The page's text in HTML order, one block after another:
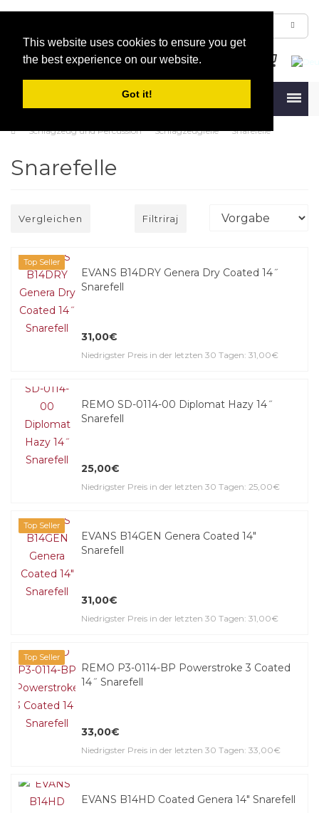
This website uses cookies to ensure you get
the best experience on our website.
Got it!
Schlagzeug und Percussion Schlagzeugfelle Snarefelle
Snarefelle
Vergleichen Filtriraj
Top Seller
EVANS B14DRY Genera Dry Coated 14˝
Snarefell
31,00€
Niedrigster Preis in der letzten 30 Tagen: 31,00€
REMO SD-0114-00 Diplomat Hazy 14˝
Snarefell
25,00€
Niedrigster Preis in der letzten 30 Tagen: 25,00€
Top Seller
EVANS B14GEN Genera Coated 14"
Snarefell
31,00€
Niedrigster Preis in der letzten 30 Tagen: 31,00€
Top Seller
REMO P3-0114-BP Powerstroke 3 Coated
14˝ Snarefell
33,00€
Niedrigster Preis in der letzten 30 Tagen: 33,00€
EVANS B14HD Coated Genera 14" Snarefell